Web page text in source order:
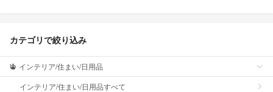
カテゴリで絞り込み
インテリア/住まい/日用品
インテリア/住まい/日用品すべて